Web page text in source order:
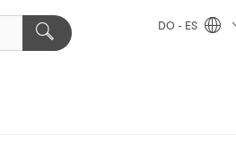
DO - ES